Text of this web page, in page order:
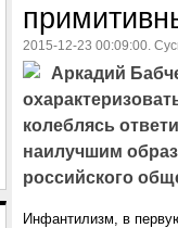
2015-12-23 00:09:00.
Аркадий
колеблясь
наилучшим
российского
Инфантилизм, в